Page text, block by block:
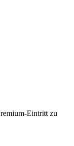
Eintritt zu